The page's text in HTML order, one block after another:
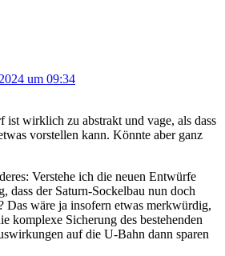
um 09:34
wirklich zu abstrakt und vage, als dass
vorstellen kann. Könnte aber ganz
Verstehe ich die neuen Entwürfe
dass der Saturn-Sockelbau nun doch
Das wäre ja insofern etwas merkwürdig,
komplexe Sicherung des bestehenden
auf die U-Bahn dann sparen